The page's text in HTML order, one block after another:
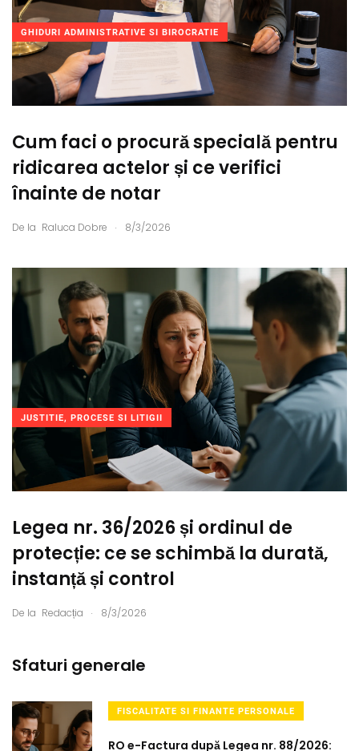
GHIDURI ADMINISTRATIVE SI BIROCRATIE
Cum faci o procură specială pentru
ridicarea actelor și ce verifici
înainte de notar
De la Raluca Dobre . 8/3/2026
JUSTITIE, PROCESE SI LITIGII
Legea nr. 36/2026 și ordinul de
protecție: ce se schimbă la durată,
instanță și control
De la Redacția . 8/3/2026
Sfaturi generale
FISCALITATE SI FINANTE PERSONALE
RO e-Factura după Legea nr. 88/2026: